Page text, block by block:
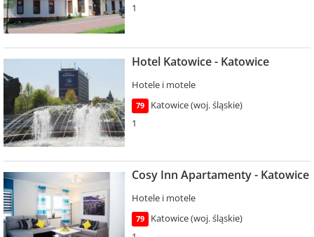
1
Hotel Katowice - Katowice
Hotele i motele
79
Katowice (woj. śląskie)
1
Cosy Inn Apartamenty - Katowice
Hotele i motele
79
Katowice (woj. śląskie)